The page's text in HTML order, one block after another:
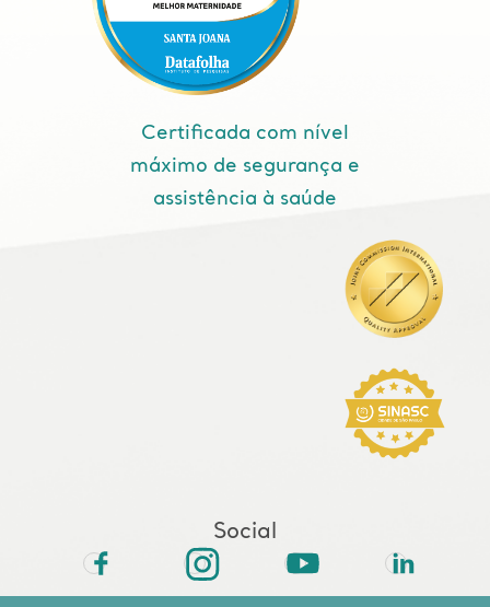
Certificada com nível
máximo de segurança e
assistência à saúde
Social